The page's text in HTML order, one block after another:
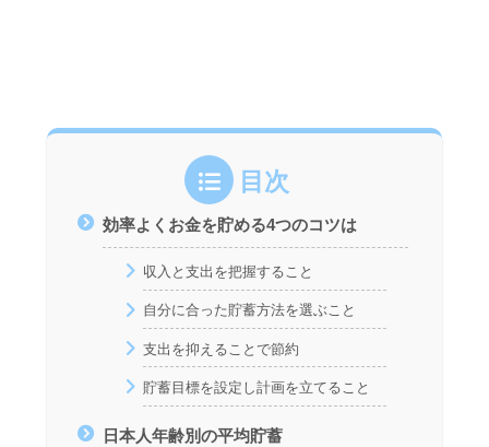
目次
効率よくお金を貯める4つのコツは
収入と支出を把握すること
自分に合った貯蓄方法を選ぶこと
支出を抑えることで節約
貯蓄目標を設定し計画を立てること
日本人年齢別の平均貯蓄